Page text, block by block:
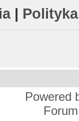
|
Powered